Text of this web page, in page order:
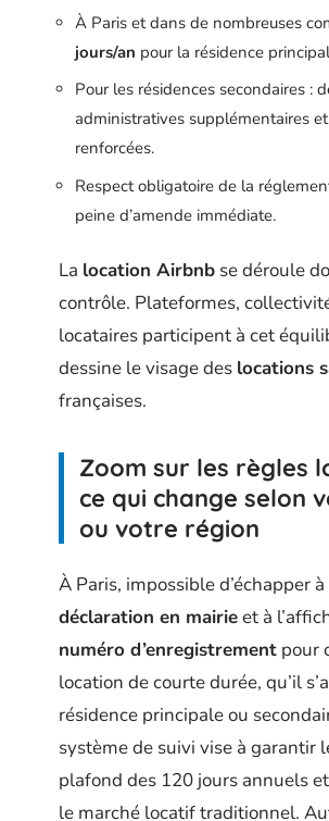
À Paris et dans de nombreuses
jours/an pour la résidence
Pour les résidences secondaires :
administratives supplémentaires
renforcées.
Respect obligatoire de la
peine d’amende immédiate.
La location Airbnb se déroule
contrôle. Plateformes,
locataires participent à cet
dessine le visage des locations
françaises.
Zoom sur les règles
ce qui change selon
ou votre région
À Paris, impossible d’échapper à
déclaration en mairieet à
numéro d’enregistrement pour
location de courte durée, qu’il
résidence principale ou
système de suivi vise à garantir
plafond des 120 jours annuels
le marché locatif traditionnel.